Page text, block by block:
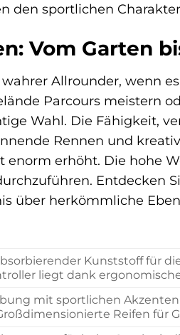
den sportlichen
Vom Garten
wahrer Allrounder,
Parcours meistern
Wahl. Die Fähigkeit,
Rennen und
enorm erhöht. Die hohe
Entdecken
über herkömmliche
Kunststoff für
liegt dank
mit sportlichen
Reifen für